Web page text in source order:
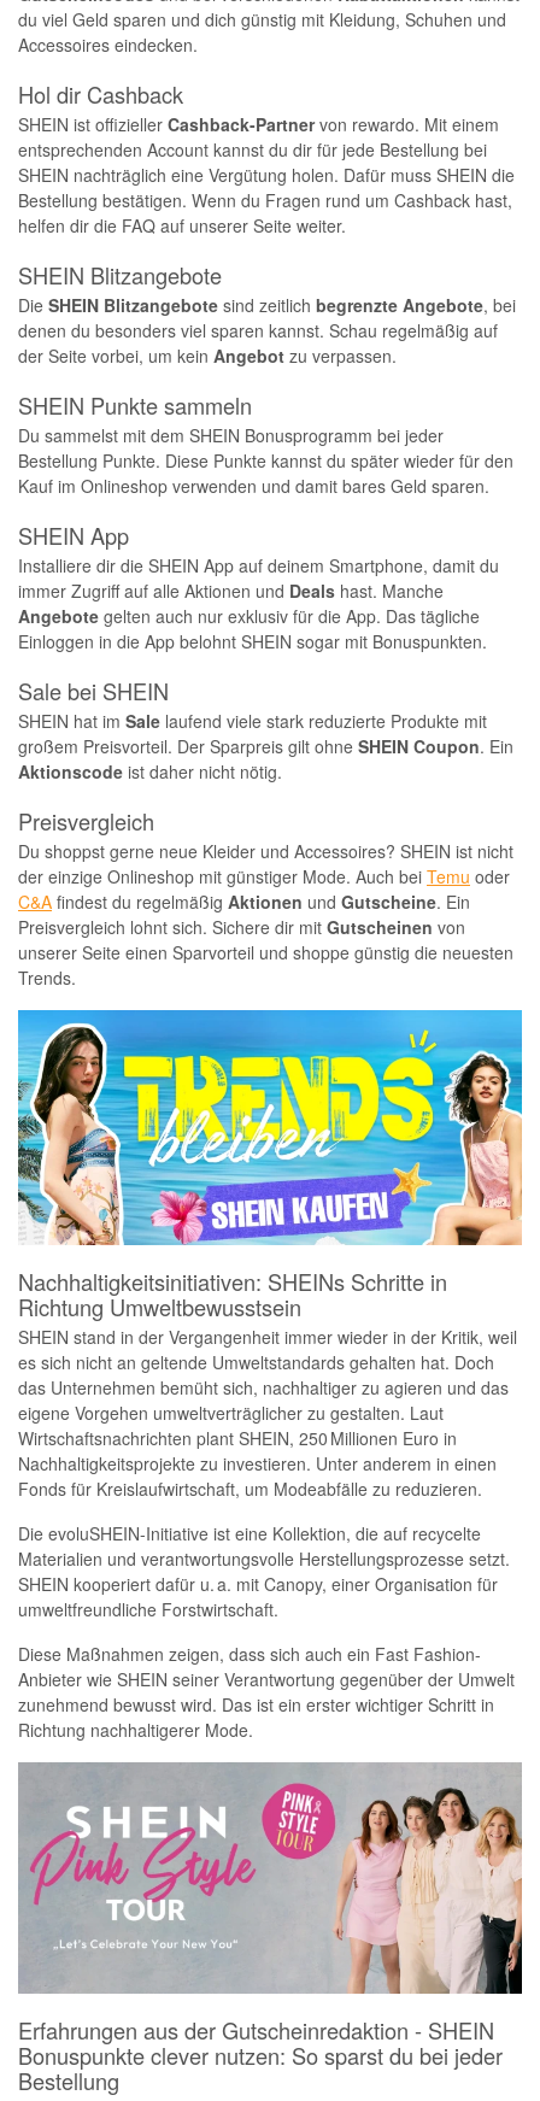
du viel Geld sparen und dich günstig mit Kleidung, Schuhen und
Accessoires eindecken.
Hol dir Cashback
SHEIN ist offizieller Cashback-Partnervon rewardo. Mit einem
entsprechenden Account kannst du dir für jede Bestellung bei
SHEIN nachträglich eine Vergütung holen. Dafür muss SHEIN die
Bestellung bestätigen. Wenn du Fragen rund um Cashback hast,
helfen dir die FAQ auf unserer Seite weiter.
SHEIN Blitzangebote
Die SHEIN Blitzangebote sind zeitlich begrenzte Angebote, bei
denen du besonders viel sparen kannst. Schau regelmäßig auf
der Seite vorbei, um kein Angebot zu verpassen.
SHEIN Punkte sammeln
Du sammelst mit dem SHEIN Bonusprogramm bei jeder
Bestellung Punkte. Diese Punkte kannst du später wieder für den
Kauf im Onlineshop verwenden und damit bares Geld sparen.
SHEIN App
Installiere dir die SHEIN App auf deinem Smartphone, damit du
immer Zugriff auf alle Aktionen und Deals hast. Manche
Angebote gelten auch nur exklusiv für die App. Das tägliche
Einloggen in die App belohnt SHEIN sogar mit Bonuspunkten.
Sale bei SHEIN
SHEIN hat im Sale laufend viele stark reduzierte Produkte mit
großem Preisvorteil. Der Sparpreis gilt ohne SHEIN Coupon. Ein
Aktionscode ist daher nicht nötig.
Preisvergleich
Du shoppst gerne neue Kleider und Accessoires? SHEIN ist nicht
der einzige Onlineshop mit günstiger Mode. Auch bei Temu oder
C&A findest du regelmäßig Aktionen und Gutscheine. Ein
Preisvergleich lohnt sich. Sichere dir mit Gutscheinen von
unserer Seite einen Sparvorteil und shoppe günstig die neuesten
Trends.
Nachhaltigkeitsinitiativen: SHEINs Schritte in
Richtung Umweltbewusstsein
SHEIN stand in der Vergangenheit immer wieder in der Kritik, weil
es sich nicht an geltende Umweltstandards gehalten hat. Doch
das Unternehmen bemüht sich, nachhaltiger zu agieren und das
eigene Vorgehen umweltverträglicher zu gestalten. Laut
Wirtschaftsnachrichten plant SHEIN, 250 Millionen Euro in
Nachhaltigkeitsprojekte zu investieren. Unter anderem in einen
Fonds für Kreislaufwirtschaft, um Modeabfälle zu reduzieren.
Die evoluSHEIN-Initiative ist eine Kollektion, die auf recycelte
Materialien und verantwortungsvolle Herstellungsprozesse setzt.
SHEIN kooperiert dafür u. a. mit Canopy, einer Organisation für
umweltfreundliche Forstwirtschaft.
Diese Maßnahmen zeigen, dass sich auch ein Fast Fashion-
Anbieter wie SHEIN seiner Verantwortung gegenüber der Umwelt
zunehmend bewusst wird. Das ist ein erster wichtiger Schritt in
Richtung nachhaltigerer Mode.
Erfahrungen aus der Gutscheinredaktion - SHEIN
Bonuspunkte clever nutzen: So sparst du bei jeder
Bestellung